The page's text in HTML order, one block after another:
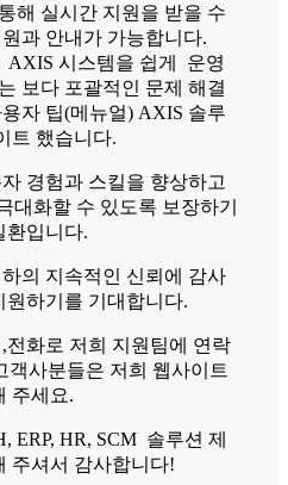
해 실시간 지원을 받을 수
과 안내가 가능합니다.
AXIS 시스템을 쉽게 운영
보다 포괄적인 문제 해결
자 팁(메뉴얼) AXIS 솔루
트 했습니다.
경험과 스킬을 향상하고
대화할 수 있도록 보장하기
환입니다.
의 지속적인 신뢰에 감사
원하기를 기대합니다.
화로 저희 지원팀에 연락
사분들은 저희 웹사이트
주세요.
ERP, HR, SCM 솔루션 제
주셔서 감사합니다!